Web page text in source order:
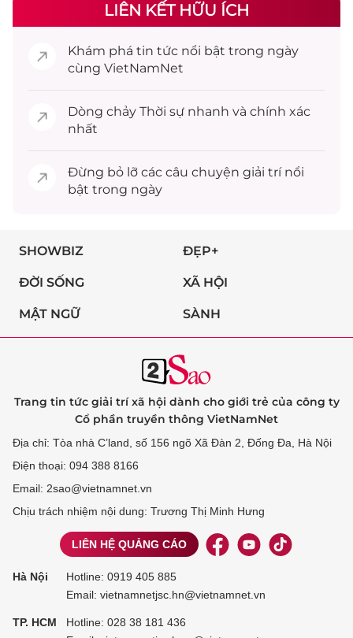
LIÊN KẾT HỮU ÍCH
Khám phá tin tức nổi bật trong ngày
cùng VietNamNet
Dòng chảy Thời sự nhanh và chính xác
nhất
Đừng bỏ lỡ các câu chuyện giải trínổi
bật trong ngày
SHOWBIZ ĐẸP+
ĐỜI SỐNG XÃ HỘI
MẬT NGỮ SÀNH
Trang tin tức giải trí xã hội dành cho giới trẻ của công ty
Cổ phần truyền thông VietNamNet
Địa chỉ: Tòa nhà C’land, số 156 ngõ Xã Đàn 2, Đống Đa, Hà Nội
Điện thoại: 094 388 8166
Email: 2sao@vietnamnet.vn
Chịu trách nhiệm nội dung: Trương Thị Minh Hưng
LIÊN HỆ QUẢNG CÁO
Hà Nội Hotline: 0919 405 885
Email: vietnamnetjsc.hn@vietnamnet.vn
TP. HCM Hotline: 028 38 181 436